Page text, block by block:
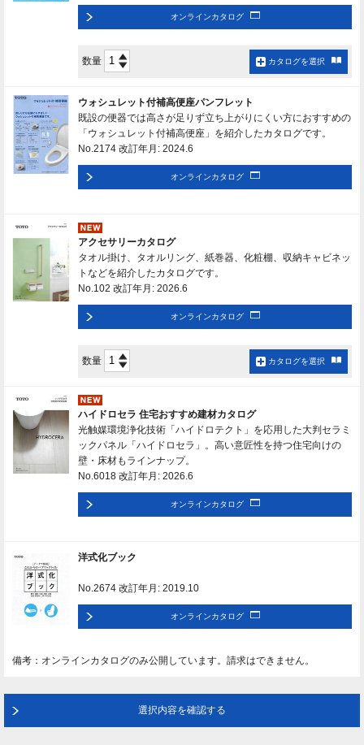
オンラインカタログ
数量 カタログを選択
ウォシュレット付補高便座パンフレット
既設の便器では高さが足りず立ち上がりにくい方におすすめの
「ウォシュレット付補高便座」を紹介したカタログです。
No.2174 改訂年月: 2024.6
オンラインカタログ
アクセサリーカタログ
タオル掛け、タオルリング、紙巻器、化粧棚、収納キャビネッ
トなどを紹介したカタログです。
No.102 改訂年月: 2026.6
オンラインカタログ
数量 カタログを選択
ハイドロセラ 住宅おすすめ建材カタログ
光触媒環境浄化技術「ハイドロテクト」を応用した大判セラミ
ックパネル「ハイドロセラ」。高い意匠性を持つ住宅向けの
壁・床材もラインナップ。
No.6018 改訂年月: 2026.6
オンラインカタログ
洋式化ブック
No.2674 改訂年月: 2019.10
オンラインカタログ
備考：オンラインカタログのみ公開しています。請求はできません。
選択内容を確認する